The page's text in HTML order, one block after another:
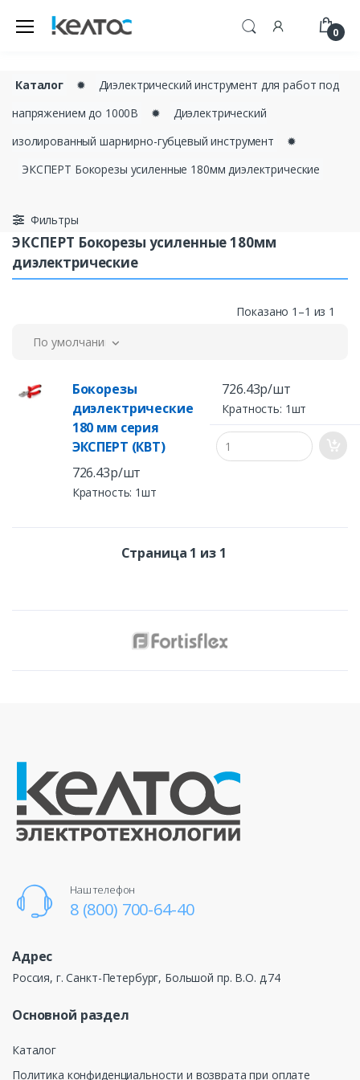
0
Каталог ✹
Диэлектрический инструмент для работ под
напряжением до 1000В
✹
Диэлектрический
изолированный шарнирно-губцевый инструмент
✹
ЭКСПЕРТ Бокорезы усиленные 180мм диэлектрические
Фильтры
ЭКСПЕРТ Бокорезы усиленные 180мм
диэлектрические
Показано 1–1 из 1
По умолчанию
Бокорезы
диэлектрические
180 мм серия
ЭКСПЕРТ (КВТ)
726.43р/шт
Кратность: 1шт
726.43р/шт
Кратность: 1шт
Страница 1 из 1
Наш телефон
8 (800) 700-64-40
Адрес
Россия, г. Санкт-Петербург, Большой пр. В.О. д.74
Основной раздел
Каталог
Политика конфиденциальности и возврата при оплате